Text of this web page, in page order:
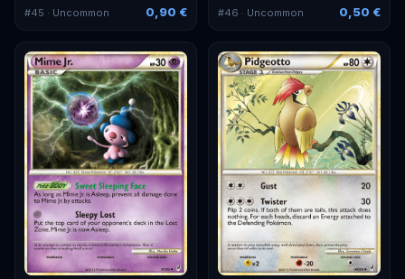
#45 · Uncommon 0,90 € #46 · Uncommon 0,50 €